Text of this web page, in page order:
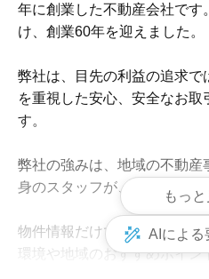
年に創業した不動産会社で
け、創業60年を迎えました。
弊社は、目先の利益の追求で
を重視した安心、安全なお取
す。
弊社の強みは、地域の不動産
身のスタッフが、多数在籍し
物件情報だけでなく、地元出
環境や地域のおすすめポイン
もっ
AIによる